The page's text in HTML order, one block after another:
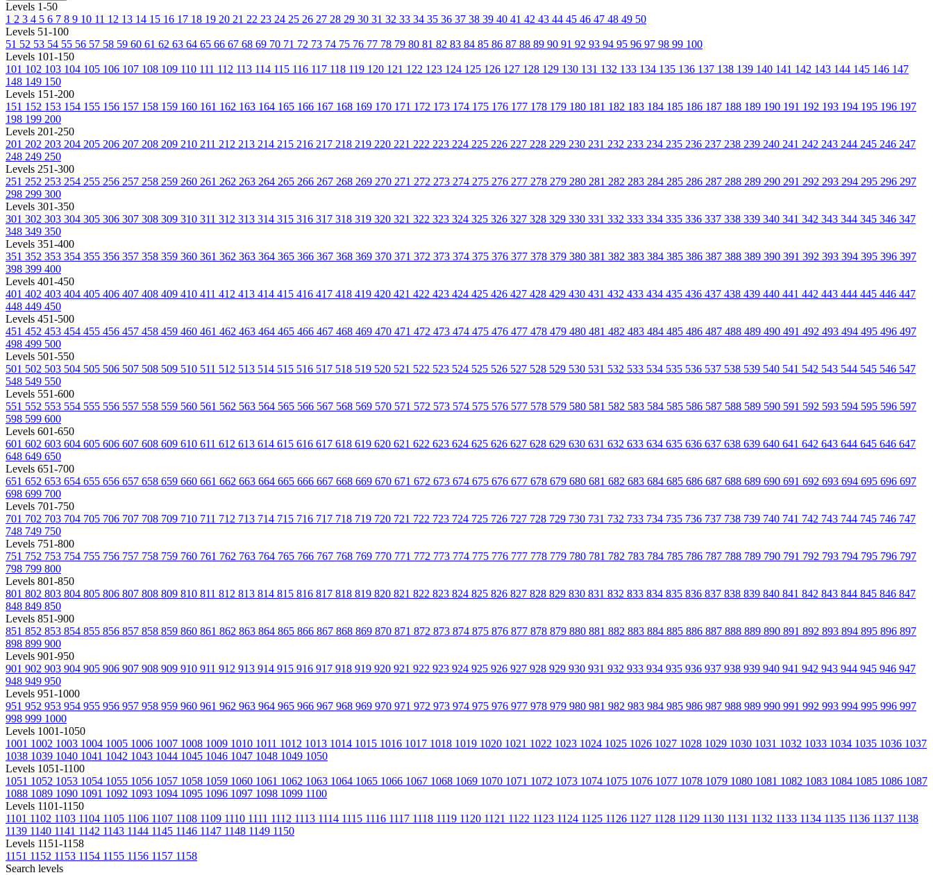
Levels 1-50
1 2 3 4 5 6 7 8 9 10 11 12 13 14 15 16 17 18 19 20 21 22 23 24 25 26 27 28 29 30 31 32 33 34 35 36 37 38 39 40 41 42 43 44 45 46 47 48 49 50
Levels 51-100
51 52 53 54 55 56 57 58 59 60 61 62 63 64 65 66 67 68 69 70 71 72 73 74 75 76 77 78 79 80 81 82 83 84 85 86 87 88 89 90 91 92 93 94 95 96 97 98 99 100
Levels 101-150
101 102 103 104 105 106 107 108 109 110 111 112 113 114 115 116 117 118 119 120 121 122 123 124 125 126 127 128 129 130 131 132 133 134 135 136 137 138 139 140 141 142 143 144 145 146 147
148 149 150
Levels 151-200
151 152 153 154 155 156 157 158 159 160 161 162 163 164 165 166 167 168 169 170 171 172 173 174 175 176 177 178 179 180 181 182 183 184 185 186 187 188 189 190 191 192 193 194 195 196 197
198 199 200
Levels 201-250
201 202 203 204 205 206 207 208 209 210 211 212 213 214 215 216 217 218 219 220 221 222 223 224 225 226 227 228 229 230 231 232 233 234 235 236 237 238 239 240 241 242 243 244 245 246 247
248 249 250
Levels 251-300
251 252 253 254 255 256 257 258 259 260 261 262 263 264 265 266 267 268 269 270 271 272 273 274 275 276 277 278 279 280 281 282 283 284 285 286 287 288 289 290 291 292 293 294 295 296 297
298 299 300
Levels 301-350
301 302 303 304 305 306 307 308 309 310 311 312 313 314 315 316 317 318 319 320 321 322 323 324 325 326 327 328 329 330 331 332 333 334 335 336 337 338 339 340 341 342 343 344 345 346 347
348 349 350
Levels 351-400
351 352 353 354 355 356 357 358 359 360 361 362 363 364 365 366 367 368 369 370 371 372 373 374 375 376 377 378 379 380 381 382 383 384 385 386 387 388 389 390 391 392 393 394 395 396 397
398 399 400
Levels 401-450
401 402 403 404 405 406 407 408 409 410 411 412 413 414 415 416 417 418 419 420 421 422 423 424 425 426 427 428 429 430 431 432 433 434 435 436 437 438 439 440 441 442 443 444 445 446 447
448 449 450
Levels 451-500
451 452 453 454 455 456 457 458 459 460 461 462 463 464 465 466 467 468 469 470 471 472 473 474 475 476 477 478 479 480 481 482 483 484 485 486 487 488 489 490 491 492 493 494 495 496 497
498 499 500
Levels 501-550
501 502 503 504 505 506 507 508 509 510 511 512 513 514 515 516 517 518 519 520 521 522 523 524 525 526 527 528 529 530 531 532 533 534 535 536 537 538 539 540 541 542 543 544 545 546 547
548 549 550
Levels 551-600
551 552 553 554 555 556 557 558 559 560 561 562 563 564 565 566 567 568 569 570 571 572 573 574 575 576 577 578 579 580 581 582 583 584 585 586 587 588 589 590 591 592 593 594 595 596 597
598 599 600
Levels 601-650
601 602 603 604 605 606 607 608 609 610 611 612 613 614 615 616 617 618 619 620 621 622 623 624 625 626 627 628 629 630 631 632 633 634 635 636 637 638 639 640 641 642 643 644 645 646 647
648 649 650
Levels 651-700
651 652 653 654 655 656 657 658 659 660 661 662 663 664 665 666 667 668 669 670 671 672 673 674 675 676 677 678 679 680 681 682 683 684 685 686 687 688 689 690 691 692 693 694 695 696 697
698 699 700
Levels 701-750
701 702 703 704 705 706 707 708 709 710 711 712 713 714 715 716 717 718 719 720 721 722 723 724 725 726 727 728 729 730 731 732 733 734 735 736 737 738 739 740 741 742 743 744 745 746 747
748 749 750
Levels 751-800
751 752 753 754 755 756 757 758 759 760 761 762 763 764 765 766 767 768 769 770 771 772 773 774 775 776 777 778 779 780 781 782 783 784 785 786 787 788 789 790 791 792 793 794 795 796 797
798 799 800
Levels 801-850
801 802 803 804 805 806 807 808 809 810 811 812 813 814 815 816 817 818 819 820 821 822 823 824 825 826 827 828 829 830 831 832 833 834 835 836 837 838 839 840 841 842 843 844 845 846 847
848 849 850
Levels 851-900
851 852 853 854 855 856 857 858 859 860 861 862 863 864 865 866 867 868 869 870 871 872 873 874 875 876 877 878 879 880 881 882 883 884 885 886 887 888 889 890 891 892 893 894 895 896 897
898 899 900
Levels 901-950
901 902 903 904 905 906 907 908 909 910 911 912 913 914 915 916 917 918 919 920 921 922 923 924 925 926 927 928 929 930 931 932 933 934 935 936 937 938 939 940 941 942 943 944 945 946 947
948 949 950
Levels 951-1000
951 952 953 954 955 956 957 958 959 960 961 962 963 964 965 966 967 968 969 970 971 972 973 974 975 976 977 978 979 980 981 982 983 984 985 986 987 988 989 990 991 992 993 994 995 996 997
998 999 1000
Levels 1001-1050
1001 1002 1003 1004 1005 1006 1007 1008 1009 1010 1011 1012 1013 1014 1015 1016 1017 1018 1019 1020 1021 1022 1023 1024 1025 1026 1027 1028 1029 1030 1031 1032 1033 1034 1035 1036 1037
1038 1039 1040 1041 1042 1043 1044 1045 1046 1047 1048 1049 1050
Levels 1051-1100
1051 1052 1053 1054 1055 1056 1057 1058 1059 1060 1061 1062 1063 1064 1065 1066 1067 1068 1069 1070 1071 1072 1073 1074 1075 1076 1077 1078 1079 1080 1081 1082 1083 1084 1085 1086 1087
1088 1089 1090 1091 1092 1093 1094 1095 1096 1097 1098 1099 1100
Levels 1101-1150
1101 1102 1103 1104 1105 1106 1107 1108 1109 1110 1111 1112 1113 1114 1115 1116 1117 1118 1119 1120 1121 1122 1123 1124 1125 1126 1127 1128 1129 1130 1131 1132 1133 1134 1135 1136 1137 1138
1139 1140 1141 1142 1143 1144 1145 1146 1147 1148 1149 1150
Levels 1151-1158
1151 1152 1153 1154 1155 1156 1157 1158
Search levels